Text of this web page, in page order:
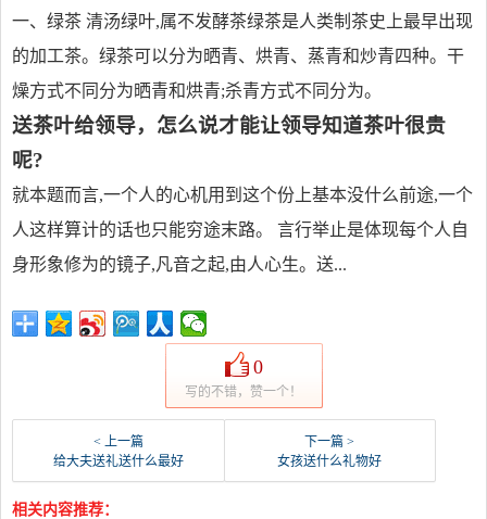
一、绿茶 清汤绿叶,属不发酵茶绿茶是人类制茶史上最早出现
的加工茶。绿茶可以分为晒青、烘青、蒸青和炒青四种。干
燥方式不同分为晒青和烘青;杀青方式不同分为。
送茶叶给领导，怎么说才能让领导知道茶叶很贵
呢?
就本题而言,一个人的心机用到这个份上基本没什么前途,一个
人这样算计的话也只能穷途末路。 言行举止是体现每个人自
身形象修为的镜子,凡音之起,由人心生。送...
0
写的不错，赞一个！
< 上一篇
给大夫送礼送什么最好
下一篇 >
女孩送什么礼物好
相关内容推荐：